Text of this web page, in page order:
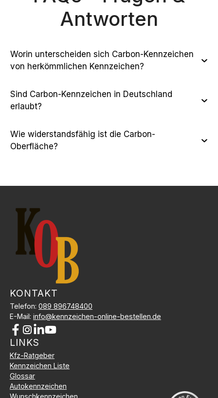
Antworten
Worin unterscheiden sich Carbon-Kennzeichen
von herkömmlichen Kennzeichen?
Sind Carbon-Kennzeichen in Deutschland
erlaubt?
Wie widerstandsfähig ist die Carbon-
Oberfläche?
KONTAKT
Telefon: 089 896748400
E-Mail: info@kennzeichen-online-bestellen.de
LINKS
Kfz-Ratgeber
Kennzeichen Liste
Glossar
Autokennzeichen
ProvenExpert.com